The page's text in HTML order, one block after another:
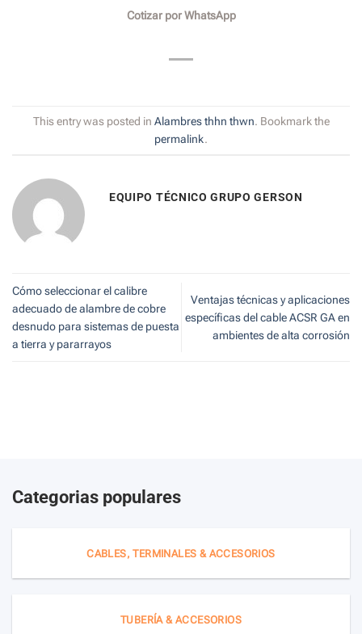
Cotizar por WhatsApp
This entry was posted in Alambres thhn thwn. Bookmark the
permalink.
EQUIPO TÉCNICO GRUPO GERSON
Cómo seleccionar el calibre
adecuado de alambre de cobre
desnudo para sistemas de puesta
a tierra y pararrayos
Ventajas técnicas y aplicaciones
específicas del cable ACSR GA en
ambientes de alta corrosión
Categorias populares
CABLES, TERMINALES & ACCESORIOS
TUBERÍA & ACCESORIOS